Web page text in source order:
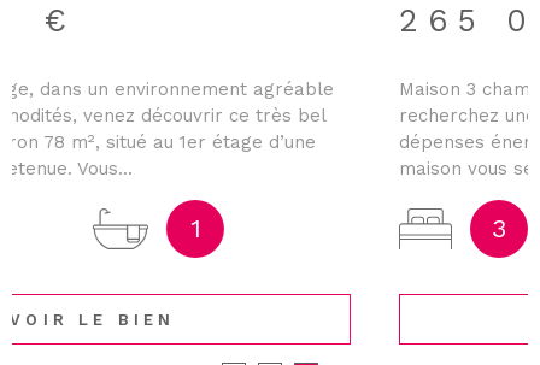
265 000 €
Maison 3 chambres – Économique et performante Vous
recherchez une maison alliant confort et maîtrise des
dépenses énergétiques ? Ne cherchez plus ! Cette belle
maison vous séduira par ses...
3